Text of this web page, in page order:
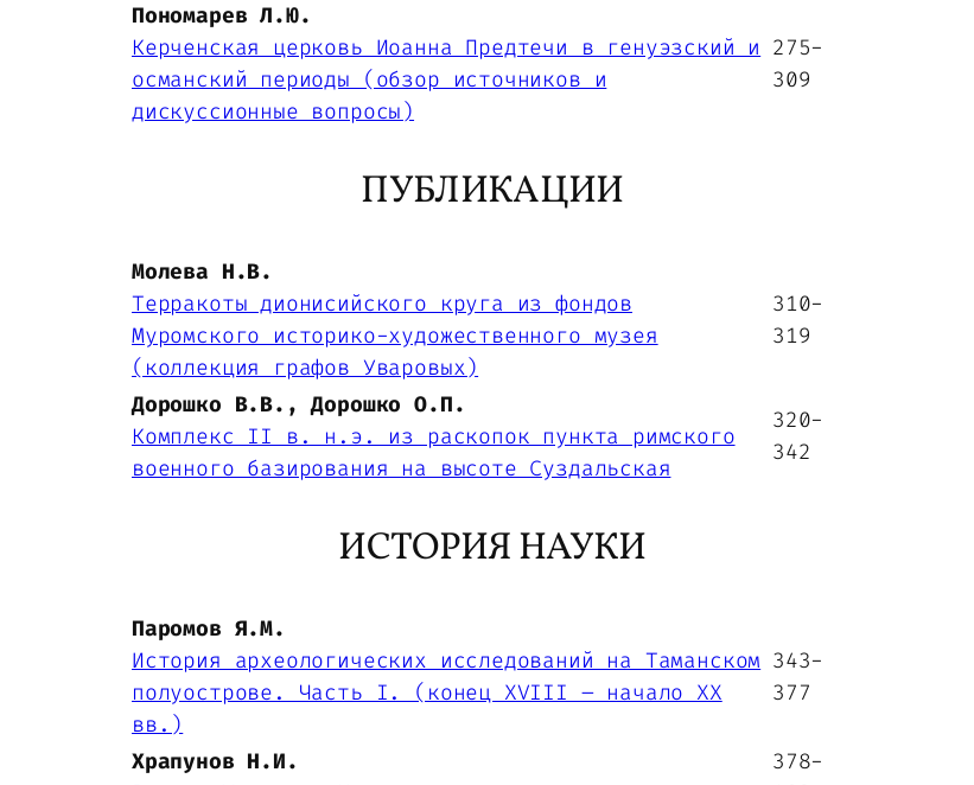
Пономарев Л.Ю.
Керченская церковь Иоанна Предтечи в генуэзский и
османский периоды (обзор источников и
дискуссионные вопросы)
275-
309
ПУБЛИКАЦИИ
Молева Н.В.
Терракоты дионисийского круга из фондов
Муромского историко-художественного музея
(коллекция графов Уваровых)
310-
319
Дорошко В.В., Дорошко О.П.
Комплекс II в. н.э. из раскопок пункта римского
военного базирования на высоте Суздальская
320-
342
ИСТОРИЯ НАУКИ
Паромов Я.М.
История археологических исследований на Таманском
полуострове. Часть I. (конец XVIII – начало XX
вв.)
343-
377
Храпунов Н.И.
378-